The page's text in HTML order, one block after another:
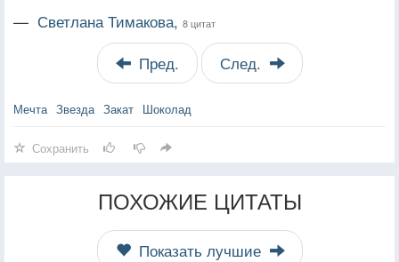
— Светлана Тимакова, 8 цитат
Пред. След.
Мечта Звезда Закат Шоколад
Сохранить
ПОХОЖИЕ ЦИТАТЫ
Показать лучшие